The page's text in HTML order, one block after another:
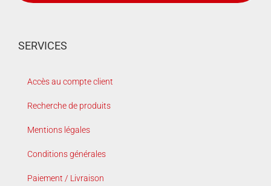
SERVICES
Accès au compte client
Recherche de produits
Mentions légales
Conditions générales
Paiement / Livraison